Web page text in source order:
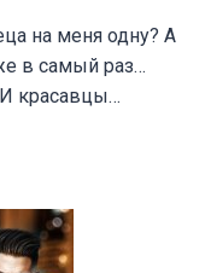
на меня одну? А
в самый раз…
красавцы…